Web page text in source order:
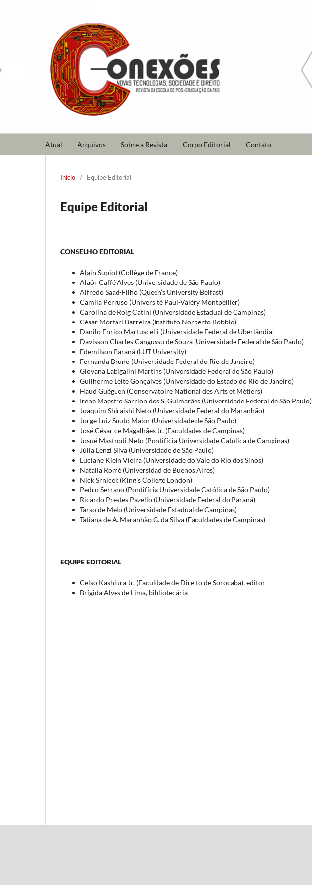
Atual Arquivos Sobre a Revista Corpo Editorial Contato
Início / Equipe Editorial
Equipe Editorial
CONSELHO EDITORIAL
Alain Supiot (Collège de France)
Alaôr Caffé Alves (Universidade de São Paulo)
Alfredo Saad-Filho (Queen’s University Belfast)
Camila Perruso (Université Paul-Valéry Montpellier)
Carolina de Roig Catini (Universidade Estadual de Campinas)
César Mortari Barreira (Instituto Norberto Bobbio)
Danilo Enrico Martuscelli (Universidade Federal de Uberlândia)
Davisson Charles Cangussu de Souza (Universidade Federal de São Paulo)
Edemilson Paraná (LUT University)
Fernanda Bruno (Universidade Federal do Rio de Janeiro)
Giovana Labigalini Martins (Universidade Federal de São Paulo)
Guilherme Leite Gonçalves (Universidade do Estado do Rio de Janeiro)
Haud Guéguen (Conservatoire National des Arts et Métiers)
Irene Maestro Sarrion dos S. Guimarães (Universidade Federal de São Paulo)
Joaquim Shiraishi Neto (Universidade Federal do Maranhão)
Jorge Luiz Souto Maior (Universidade de São Paulo)
José César de Magalhães Jr. (Faculdades de Campinas)
Josué Mastrodi Neto (Pontifícia Universidade Católica de Campinas)
Júlia Lenzi Silva (Universidade de São Paulo)
Luciane Klein Vieira (Universidade do Vale do Rio dos Sinos)
Natalia Romé (Universidad de Buenos Aires)
Nick Srnicek (King’s College London)
Pedro Serrano (Pontifícia Universidade Católica de São Paulo)
Ricardo Prestes Pazello (Universidade Federal do Paraná)
Tarso de Melo (Universidade Estadual de Campinas)
Tatiana de A. Maranhão G. da Silva (Faculdades de Campinas)
EQUIPE EDITORIAL
Celso Kashiura Jr. (Faculdade de Direito de Sorocaba), editor
Brígida Alves de Lima, bibliotecária